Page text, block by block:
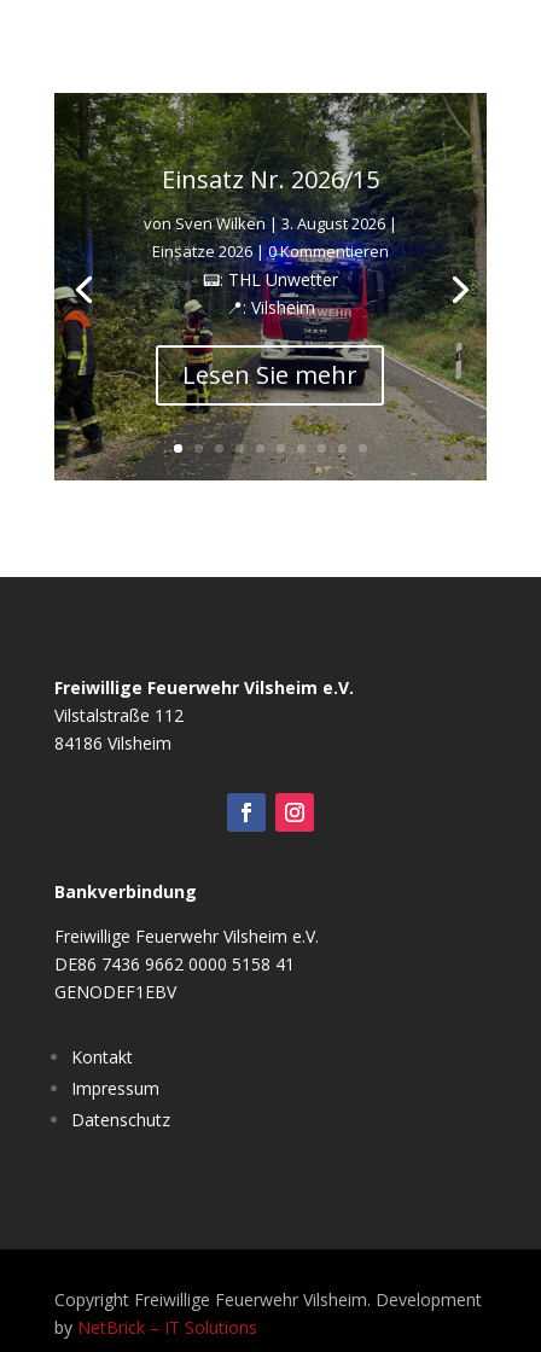
Einsatz Nr. 2026/15
vonSven Wilken|3. August 2026|
Einsätze 2026| 0 Kommentieren
📟: THL Unwetter
📍: Vilsheim
Lesen Sie mehr
Freiwillige Feuerwehr Vilsheim e.V.
Vilstalstraße 112
84186 Vilsheim
Bankverbindung
Freiwillige Feuerwehr Vilsheim e.V.
DE86 7436 9662 0000 5158 41
GENODEF1EBV
Kontakt
Impressum
Datenschutz
Copyright Freiwillige Feuerwehr Vilsheim. Development
by NetBrick – IT Solutions